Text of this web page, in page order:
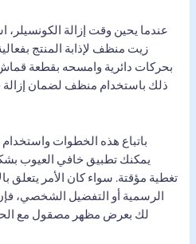
عندما يحين وقت إزالة
زيت منظف لإذابة المنتج
بحركات دائرية وامسحه بقطعة
ذلك باستخدام منظف لضمان إزالة
باتباع هذه الخطوات واستخدام
يمكنك تطبيق خافي العيوب
تغطية مؤقتة. سواء كان الأمر يتعلق
الرسمية أو التفضيل الشخصي،
لك بعرض مظهر مصقول مع